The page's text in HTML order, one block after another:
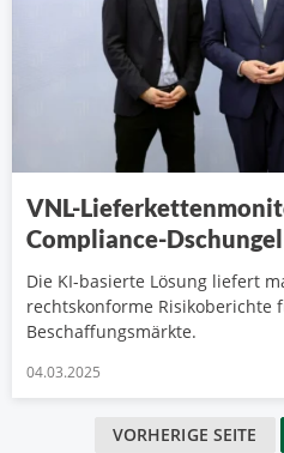
VNL-
Compliance-Dschungel
Die KI-basierte Lösung liefert
rechtskonforme Risikoberichte
Beschaffungsmärkte.
04.03.2025
VORHERIGE SEITE